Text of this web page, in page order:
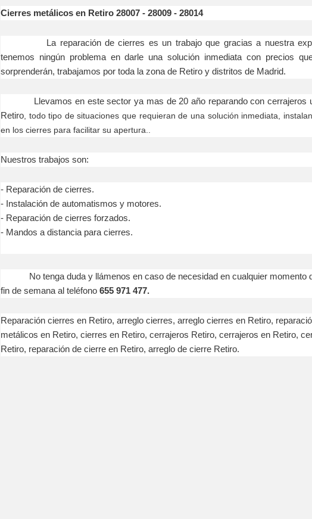
Cierres metálicos en Retiro 28007 - 28009 - 28014
La reparación de cierres es un trabajo que gracias a nuestra
tenemos ningún problema en darle una solución inmediata con precios
sorprenderán, trabajamos por toda la zona de Retiro y distritos de Madrid.
Llevamos en este sector ya mas de 20 año reparando con cerrajeros
Retiro , todo tipo de situaciones que requieran de una solución inmediata,
en los cierres para facilitar su apertura..
Nuestros trabajos son:
- Reparación de cierres.
- Instalación de automatismos y motores.
- Reparación de cierres forzados.
- Mandos a distancia para cierres.
No tenga duda y llámenos en caso de necesidad en cualquier momento
fin de semana al teléfono 655 971 477.
Reparación cierres en Retiro, arreglo cierres, arreglo cierres en Retiro,
metálicos en Retiro, cierres en Retiro, cerrajeros Retiro, cerrajeros en Retiro,
Retiro, reparación de cierre en Retiro, arreglo de cierre Retiro.